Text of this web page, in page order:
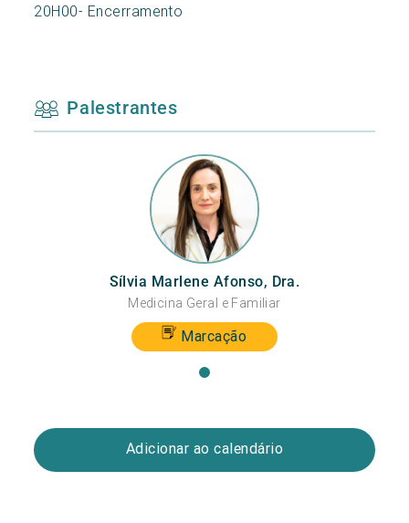
20H00- Encerramento
Palestrantes
Sílvia Marlene Afonso, Dra.
Medicina Geral e Familiar
Marcação
Adicionar ao calendário